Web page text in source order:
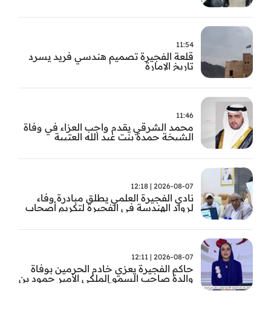
11:54
قلعة الفجيرة تصميم هندسي فريد يسرد
تاريخ الإمارة
11:46
محمد الشرقي يقدم واجب العزاء في وفاة
الشيخة حمدة بنت عبد الله العتيبة
2026-08-07 | 12:18
نادي الفجيرة العلمي يطلق مبادرة وفاء
لرواد الهندسة في الفجيرة لتكريم أصحاب
2026-08-07 | 12:11
حاكم الفجيرة يعزي خادم الحرمين بوفاة
والدة صاحب السمو الملكي الأمير حمود بن